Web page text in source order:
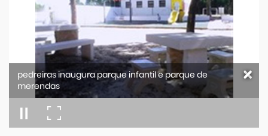
pedreiras inaugura parque infantil e parque de
merendas